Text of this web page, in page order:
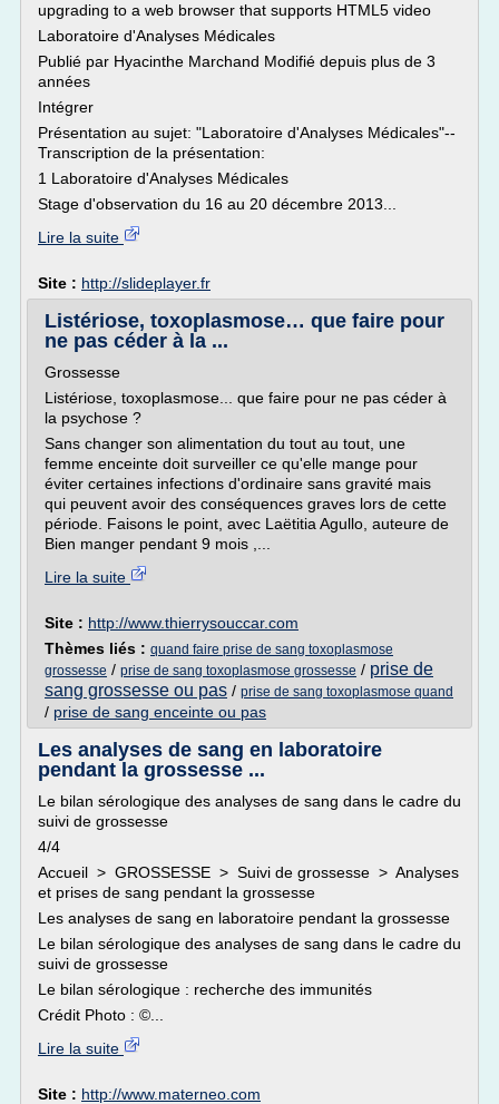
upgrading to a web browser that supports HTML5 video
Laboratoire d'Analyses Médicales
Publié par Hyacinthe Marchand Modifié depuis plus de 3
années
Intégrer
Présentation au sujet: "Laboratoire d'Analyses Médicales"--
Transcription de la présentation:
1 Laboratoire d'Analyses Médicales
Stage d'observation du 16 au 20 décembre 2013...
Lire la suite
Site : http://slideplayer.fr
Listériose, toxoplasmose… que faire pour
ne pas céder à la ...
Grossesse
Listériose, toxoplasmose... que faire pour ne pas céder à
la psychose ?
Sans changer son alimentation du tout au tout, une
femme enceinte doit surveiller ce qu'elle mange pour
éviter certaines infections d'ordinaire sans gravité mais
qui peuvent avoir des conséquences graves lors de cette
période. Faisons le point, avec Laëtitia Agullo, auteure de
Bien manger pendant 9 mois ,...
Lire la suite
Site : http://www.thierrysouccar.com
Thèmes liés : quand faire prise de sang toxoplasmose
grossesse / prise de sang toxoplasmose grossesse / prise de
sang grossesse ou pas / prise de sang toxoplasmose quand
/ prise de sang enceinte ou pas
Les analyses de sang en laboratoire
pendant la grossesse ...
Le bilan sérologique des analyses de sang dans le cadre du
suivi de grossesse
4/4
Accueil > GROSSESSE > Suivi de grossesse > Analyses
et prises de sang pendant la grossesse
Les analyses de sang en laboratoire pendant la grossesse
Le bilan sérologique des analyses de sang dans le cadre du
suivi de grossesse
Le bilan sérologique : recherche des immunités
Crédit Photo : ©...
Lire la suite
Site : http://www.materneo.com